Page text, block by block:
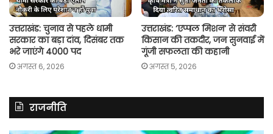
उत्तराखंड: चुनाव से पहले धामी
सरकार का बड़ा दांव, दिसंबर तक
भरे जाएंगे 4000 पद
अगस्त 6, 2026
उत्तराखंड: ‘एप्पल मिशन’ से संवरी
किसान की तकदीर, जन सुनवाई में
गूंजी सफलता की कहानी
अगस्त 5, 2026
राजनीति